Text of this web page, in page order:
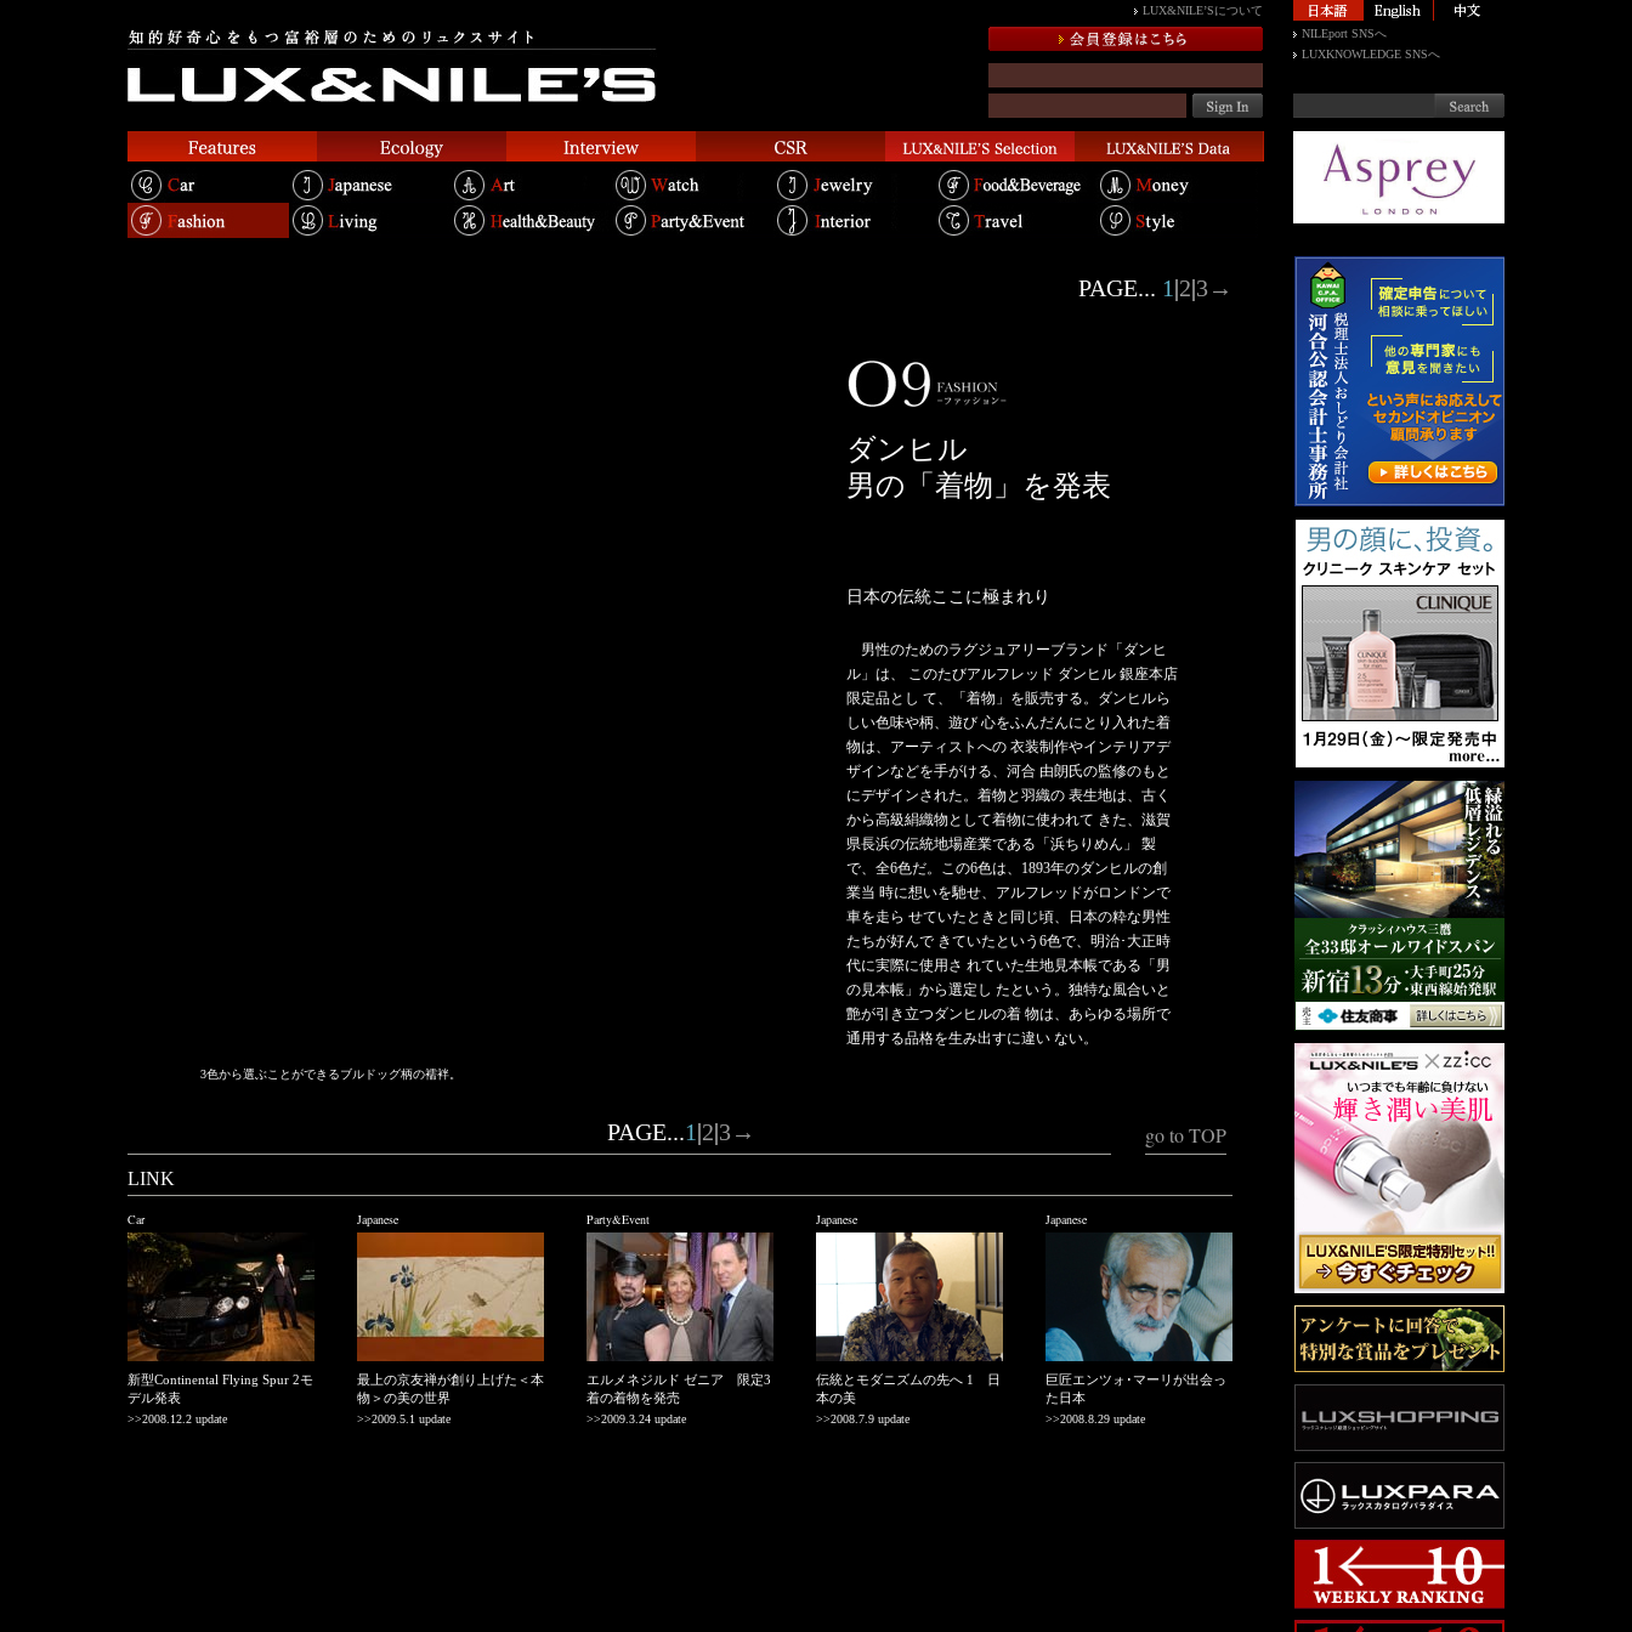
LUX&NILE’Sについて
NILEport SNSへ
LUXKNOWLEDGE SNSへ
PAGE... 1|2|3→
3色から選ぶことができるブルドッグ柄の襦袢。
ダンヒル
男の「着物」を発表
日本の伝統ここに極まれり
男性のためのラグジュアリーブランド「ダンヒ
ル」は、 このたびアルフレッド ダンヒル 銀座本店
限定品とし て、「着物」を販売する。ダンヒルら
しい色味や柄、遊び 心をふんだんにとり入れた着
物は、アーティストへの 衣装制作やインテリアデ
ザインなどを手がける、河合 由朗氏の監修のもと
にデザインされた。着物と羽織の 表生地は、古く
から高級絹織物として着物に使われて きた、滋賀
県長浜の伝統地場産業である「浜ちりめん」 製
で、全6色だ。この6色は、1893年のダンヒルの創
業当 時に想いを馳せ、アルフレッドがロンドンで
車を走ら せていたときと同じ頃、日本の粋な男性
たちが好んで きていたという6色で、明治･大正時
代に実際に使用さ れていた生地見本帳である「男
の見本帳」から選定し たという。独特な風合いと
艶が引き立つダンヒルの着 物は、あらゆる場所で
通用する品格を生み出すに違い ない。
go to TOP
PAGE...1|2|3→
LINK
Car
新型Continental Flying Spur 2モ
デル発表
>>2008.12.2 update
Japanese
最上の京友禅が創り上げた＜本
物＞の美の世界
>>2009.5.1 update
Party&Event
エルメネジルド ゼニア 限定3
着の着物を発売
>>2009.3.24 update
Japanese
伝統とモダニズムの先へ 1 日
本の美
>>2008.7.9 update
Japanese
巨匠エンツォ･マーリが出会っ
た日本
>>2008.8.29 update